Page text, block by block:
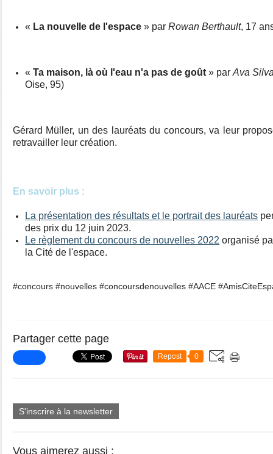
« La nouvelle de l'espace » par Rowan Berthault, 17
« Ta maison, là où l'eau n'a pas de goût » par Ava
Oise, 95)
Gérard Müller, un des lauréats du concours, va leur
retravailler leur création.
En savoir plus :
La présentation des résultats et le portrait des lauréats
des prix du 12 juin 2023.
Le règlement du concours de nouvelles 2022 organisé
la Cité de l'espace.
#concours #nouvelles #concoursdenouvelles #AACE
Partager cette page
Repost 0
S'inscrire à la newsletter
Vous aimerez aussi :